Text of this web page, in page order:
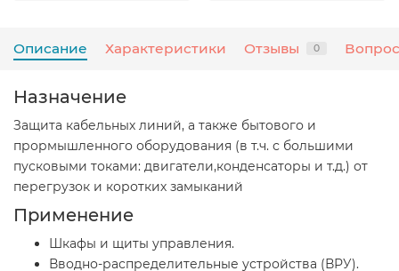
Описание Характеристики Отзывы 0
Назначение
Защита кабельных линий, а также бытового и
прормышленного оборудования (в т.ч. с большими
пусковыми токами: двигатели,конденсаторы и т.д.) от
перегрузок и коротких замыканий
Применение
Шкафы и щиты управления.
Вводно-распределительные устройства (ВРУ).